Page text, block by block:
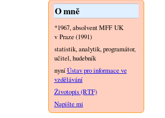
O mně
*1967, absolvent MFF UK
v Praze (1991)
statistik, analytik, programátor,
učitel, hudebník
nyníÚstav pro informace ve
vzdělávání
Životopis (RTF)
Napište mi